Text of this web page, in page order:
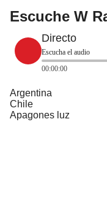
Escuche W
Directo
Escucha el audio
00:00:00
Argentina
Chile
Apagones luz